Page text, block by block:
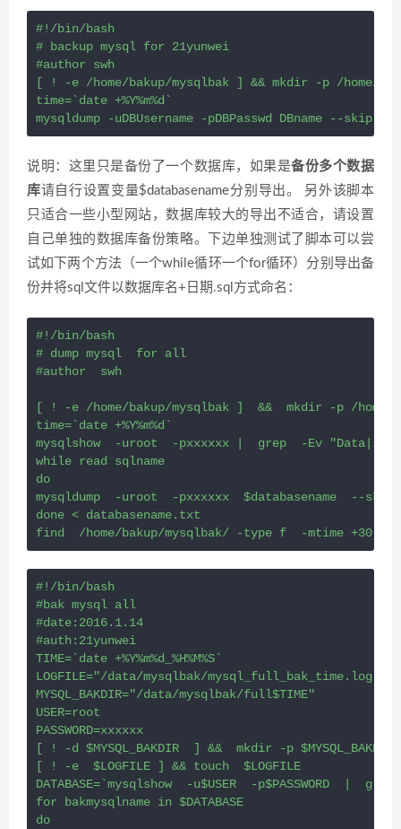
#!/bin/bash
# backup mysql for 21yunwei
#author swh
[ ! -e /home/bakup/mysqlbak ] && mkdir -p /home/
time=`date +%Y%m%d`
说明：这里只是备份了一个数据库，如果是备份多个数据
库请自行设置变量$databasename分别导出。 另外该脚本
只适合一些小型网站，数据库较大的导出不适合，请设置
自己单独的数据库备份策略。下边单独测试了脚本可以尝
试如下两个方法（一个while循环一个for循环）分别导出备
份并将sql文件以数据库名+日期.sql方式命名：
#!/bin/bash
# dump mysql  for all
#author  swh
[ ! -e /home/bakup/mysqlbak ]  &&  mkdir -p /home/
time=`date +%Y%m%d`
mysqlshow  -uroot  -pxxxxxx |  grep  -Ev
while read sqlname
do
mysqldump  -uroot  -pxxxxxx  $databasename  --
done < databasename.txt
#!/bin/bash
#bak mysql all
#date:2016.1.14
#auth:21yunwei
TIME=`date +%Y%m%d_%H%M%S`
LOGFILE="/data/mysqlbak/mysql_full_bak_time.log"
MYSQL_BAKDIR="/data/mysqlbak/full$TIME"
USER=root
PASSWORD=xxxxxx
[ ! -d $MYSQL_BAKDIR  ] &&  mkdir -p $MYSQL_BAKDIR
[ ! -e  $LOGFILE ] && touch  $LOGFILE
DATABASE=`mysqlshow  -u$USER  -
for bakmysqlname in $DATABASE
do